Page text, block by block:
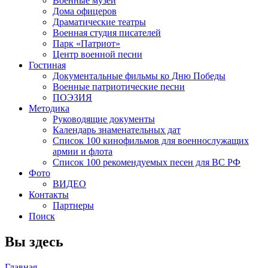
Дома офицеров
Драматические театры
Военная студия писателей
Парк «Патриот»
Центр военной песни
Гостиная
Документальные фильмы ко Дню Победы
Военные патриотические песни
ПОЭЗИЯ
Методика
Руководящие документы
Календарь знаменательных дат
Список 100 кинофильмов для военнослужащих
армии и флота
Список 100 рекомендуемых песен для ВС РФ
Фото
ВИДЕО
Контакты
Партнеры
Поиск
Вы здесь